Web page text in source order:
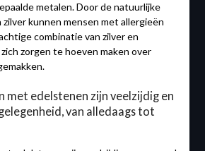
metalen. Door de natuurlijke
kunnen mensen met allergieën
combinatie van zilver en
zorgen te hoeven maken over
met edelstenen zijn veelzijdig en
van alledaags tot